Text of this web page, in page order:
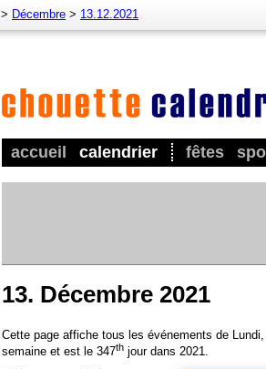
accueil calendrier fêtes
> Décembre > 13.12.2021
13. Décembre 2021
Cette page affiche tous les événements de
semaine et est le 347th jour dans 2021.